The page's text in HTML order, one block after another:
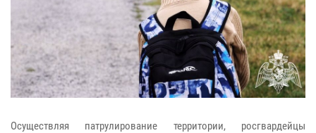
Осуществляя патрулирование территории, росгвардейцы